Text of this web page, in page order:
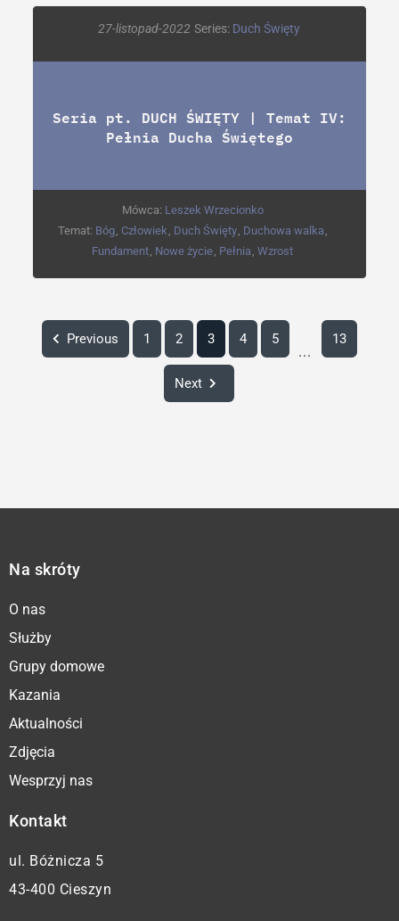
27-listopad-2022 Series: Duch Święty
Seria pt. DUCH ŚWIĘTY | Temat IV:
Pełnia Ducha Świętego
Mówca: Leszek Wrzecionko
Temat: Bóg, Człowiek , Duch Święty, Duchowa walka,
Fundament, Nowe życie, Pełnia,Wzrost
Previous 1 2 3 4 5
...
13
Next
Na skróty
O nas
Służby
Grupy domowe
Kazania
Aktualności
Zdjęcia
Wesprzyj nas
Kontakt
ul. Bóżnicza 5
43-400 Cieszyn